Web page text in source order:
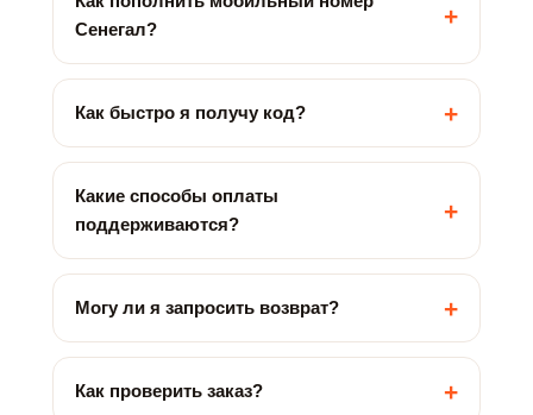
Сенегал?
+
Как быстро я получу код? +
Какие способы оплаты
поддерживаются?
+
Могу ли я запросить возврат? +
Как проверить заказ? +